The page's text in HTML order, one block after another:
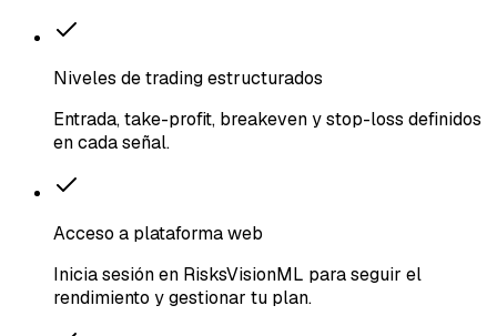
Niveles de trading estructurados
Entrada, take-profit, breakeven y stop-loss definidos
en cada señal.
Acceso a plataforma web
Inicia sesión en RisksVisionML para seguir el
rendimiento y gestionar tu plan.